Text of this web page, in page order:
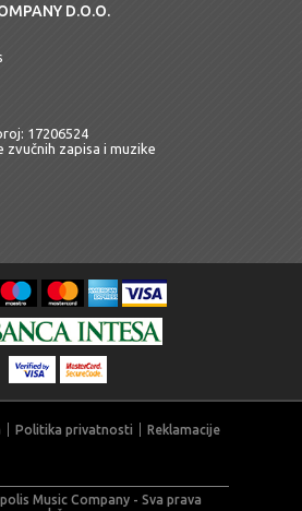
D.O.O.
17206524
zvučnih zapisa i muzike
Music Company - Sva prava
Politika privatnosti Reklamacije